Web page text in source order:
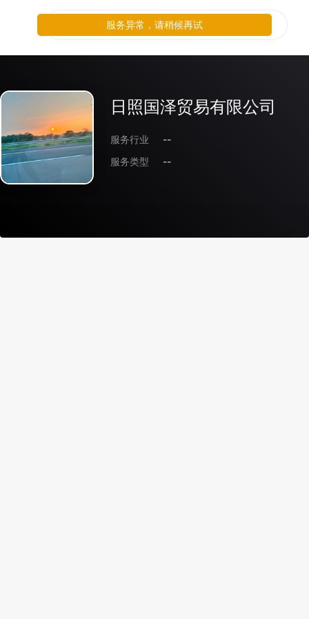
日照国泽贸易有限公司
服务行业
--
服务类型
--
服务异常，请稍候再试